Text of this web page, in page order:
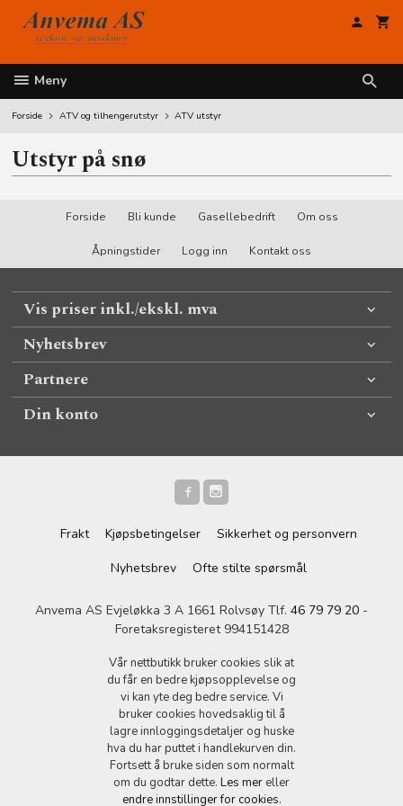
innholdet
Meny
Forside ATV og tilhengerutstyr ATV utstyr
Utstyr på snø
Forside Bli kunde Gasellebedrift Om oss
Åpningstider Logg inn Kontakt oss
Vis priser inkl./ekskl. mva
Nyhetsbrev
Partnere
Din konto
Frakt Kjøpsbetingelser
Sikkerhet og personvern
Nyhetsbrev
Ofte stilte spørsmål
Anvema AS Evjeløkka 3 A 1661 Rolvsøy Tlf. 46 79 79 20 -
Foretaksregisteret 994151428
Vår nettbutikk bruker cookies slik at
du får en bedre kjøpsopplevelse og
vi kan yte deg bedre service. Vi
bruker cookies hovedsaklig til å
lagre innloggingsdetaljer og huske
hva du har puttet i handlekurven din.
Fortsett å bruke siden som normalt
om du godtar dette. Les mer eller
endre innstillinger for cookies.